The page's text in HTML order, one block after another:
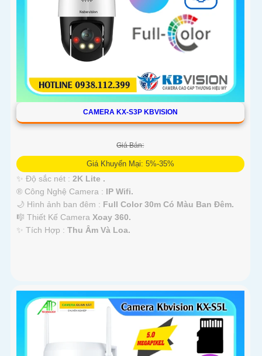
CAMERA KX-S3P KBVISION
Giá Bán:
Giá Khuyến Mại: 5%-35%
✨ Độ sắc nét : 2K Lite .
®️ Công Nghệ Camera : IP Wifi.
🌙 Hình ảnh ban đêm : Full Color 30m Có Màu Ban Ðêm.
🎼️ Thiết Kế Camera Xoay 360.
️✨ Tích Hợp : Thu Âm Và Loa.